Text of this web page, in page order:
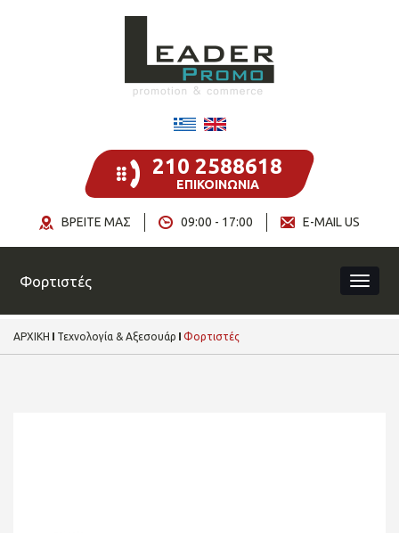
210 2588618
ΕΠΙΚΟΙΝΩΝΙΑ
E-MAIL US
09:00 - 17:00
ΒΡΕΙΤΕ ΜΑΣ
Φορτιστές
ΑΡΧΙΚΗ Τεχνολογία & Αξεσουάρ Φορτιστές